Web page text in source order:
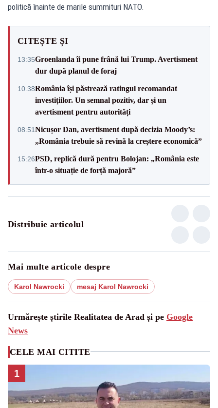
politică înainte de marile summituri NATO.
CITEȘTE ȘI
13:35Groenlanda îi pune frână lui Trump. Avertisment
dur după planul de foraj
10:38România își păstrează ratingul recomandat
investițiilor. Un semnal pozitiv, dar și un
avertisment pentru autorități
08:51Nicușor Dan, avertisment după decizia Moody’s:
„România trebuie să revină la creștere economică”
15:26PSD, replică dură pentru Bolojan: „România este
într-o situație de forță majoră”
Distribuie articolul
Mai multe articole despre
Karol Nawrocki mesaj Karol Nawrocki
Urmărește știrile Realitatea de Arad și pe Google
News
CELE MAI CITITE
1